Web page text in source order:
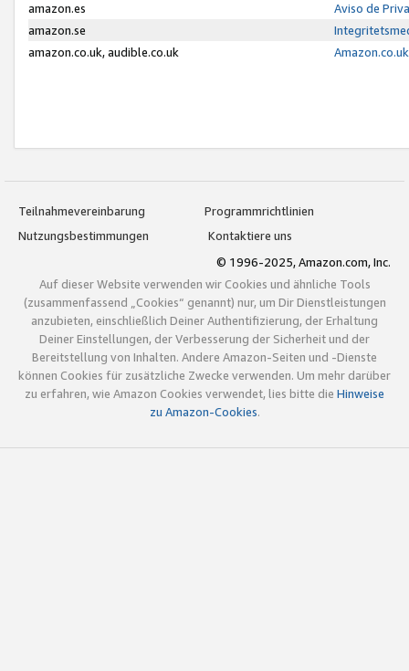
amazon.es
Aviso de
amazon.se
amazon.co.uk, audible.co.uk
Teilnahmevereinbarung
Programmrichtlinien
Nutzungsbestimmungen
Kontaktiere uns
© 1996-2025, Amazon.com, Inc.
Auf dieser Website verwenden wir Cookies und ähnliche Tools
(zusammenfassend „Cookies“ genannt) nur, um Dir Dienstleistungen
anzubieten, einschließlich Deiner Authentifizierung, der Erhaltung
Deiner Einstellungen, der Verbesserung der Sicherheit und der
Bereitstellung von Inhalten. Andere Amazon-Seiten und -Dienste
können Cookies für zusätzliche Zwecke verwenden. Um mehr darüber
zu erfahren, wie Amazon Cookies verwendet, lies bitte die Hinweise
zu Amazon-Cookies.